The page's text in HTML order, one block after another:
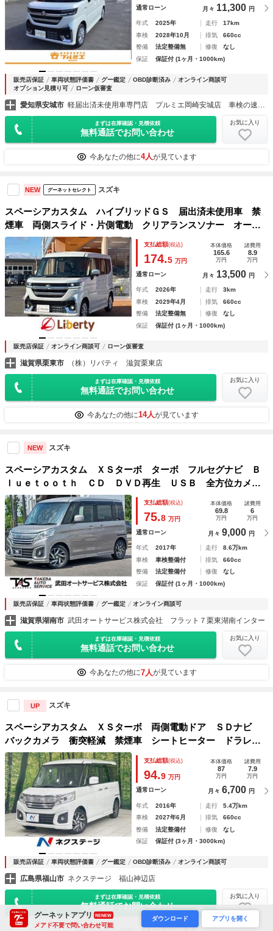
通常ローン 月々 11,300 円
年式 2025年 走行
17km
車検
2028年10月 排気
660cc
整備
法定整備無 修復
なし
保証
保証付 (1ヶ月・1000km)
販売店保証 車両状態評価書 グー鑑定 OBD診断済み
オンライン商談可
オプション見積り可
ローン仮審査
愛知県安城市
まずは在庫確認・見積依頼
無料通話でお問い合わせ
お気に入り
今あなたの他に4人が見ています
NEW グーネットセレクト スズキ
スペーシアカスタム ハイブリッドＧＳ 届出済未使用車 禁
煙車 両側スライド・片側電動 クリアランスソナー オート
クルーズコントロール レーンアシスト スマートキー アイ
ドリングストップ 電動格納ミラー シートヒーター ベンチ
シート
支払総額(税込)
174.5 万円
本体価格
165.6
万円
諸費用
8.9
万円
通常ローン 月々 13,500 円
年式 2026年 走行
3km
車検
2029年4月 排気
660cc
整備
法定整備無 修復
なし
保証
保証付 (1ヶ月・1000km)
販売店保証 オンライン商談可 ローン仮審査
滋賀県栗東市 （株）リバティ 滋賀栗東店
まずは在庫確認・見積依頼
無料通話でお問い合わせ
お気に入り
今あなたの他に14人が見ています
NEW スズキ
スペーシアカスタム ＸＳターボ ターボ フルセグナビ Ｂ
ｌｕｅｔｏｏｔｈ ＣＤ ＤＶＤ再生 ＵＳＢ 全方位カメ
ラ 運転席シートヒーター 両側電動スライドドア ＥＴＣ
衝突被害軽減システム オートクルーズコントロール プッシ
ュスタート
支払総額(税込)
75.8 万円
本体価格
69.8
万円
諸費用
6
万円
通常ローン 月々 9,000 円
年式 2017年 走行
8.6万km
車検
車検整備付 排気
660cc
整備
法定整備付 修復
なし
保証
保証付 (1ヶ月・1000km)
販売店保証 車両状態評価書 グー鑑定 オンライン商談可
滋賀県湖南市 武田オートサービス株式会社 フラット７栗東湖南インター
まずは在庫確認・見積依頼
無料通話でお問い合わせ
お気に入り
今あなたの他に7人が見ています
UP スズキ
スペーシアカスタム ＸＳターボ 両側電動ドア ＳＤナビ
バックカメラ 衝突軽減 禁煙車 シートヒーター ドラレ
コ スマートキー ＨＩＤヘッド ＥＴＣ クルコン 純正１
４インチアルミ 車線逸脱警報 オートライト
支払総額(税込)
94.9 万円
本体価格
87
万円
諸費用
7.9
万円
通常ローン 月々 6,700 円
年式 2016年 走行
5.4万km
車検
2027年6月 排気
660cc
整備
法定整備付 修復
なし
保証
保証付 (3ヶ月・3000km)
販売店保証 車両状態評価書 グー鑑定 OBD診断済み オンライン商談可
広島県福山市 ネクステージ 福山神辺店
まずは在庫確認・見積依頼
無料通話でお問い合わせ
お気に入り
グーネットアプリ RENEW
メアド不要で問い合わせ可能
ダウンロード アプリを開く